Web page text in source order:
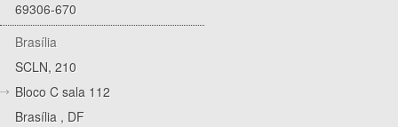
69306-670
Brasília
SCLN, 210
Bloco C sala 112
Brasília , DF